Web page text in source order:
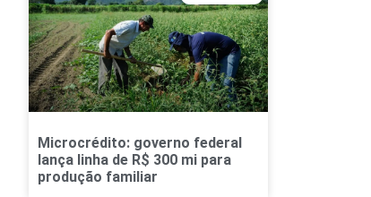
Microcrédito: governo federal
lança linha de R$ 300 mi para
produção familiar